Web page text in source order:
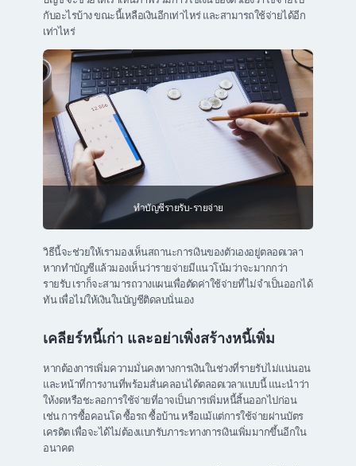
กับอะไรบ้าง ขณะนี้เหลือเงินอีกเท่าไหร่ และสามารถใช้จ่ายได้อีก
เท่าไหร่
ทำบัญชีรายรับ-รายจ่าย
วิธีนี้จะช่วยให้เรามองเห็นสถานะการเงินของตัวเองอยู่ตลอดเวลา
หากทำบัญชีแล้วมองเห็นว่ารายจ่ายมีแนวโน้มว่าจะมากกว่า
รายรับ เราก็จะสามารถวางแผนเพื่อตัดค่าใช้จ่ายที่ไม่จำเป็นออกได้
ทัน เพื่อไม่ให้เงินในบัญชีติดลบนั่นเอง
เคลียร์หนี้เก่า และอย่าเพิ่งสร้างหนี้เพิ่ม
หากต้องการเพิ่มความมั่นคงทางการเงินในช่วงที่รายรับไม่แน่นอน
และหน้าที่การงานที่พร้อมสั่นคลอนได้ตลอดเวลาแบบนี้ แนะนำว่า
ให้งดหรือชะลอการใช้จ่ายที่อาจเป็นการเพิ่มหนี้สิ้นออกไปก่อน
เช่น การซื้อคอนโด ซื้อรถ ซื้อบ้าน หรือแม้แต่การใช้จ่ายผ่านบัตร
เครดิต เพื่อจะได้ไม่ต้องแบกรับภาระทางการเงินเพิ่มมากขึ้นอีกใน
อนาคต